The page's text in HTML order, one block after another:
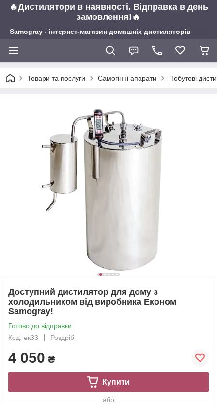
🔥Дистилятори в наявності. Відправка в день
замовлення!🔥
Samogray - інтернет-магазин домашніх дистиляторів
Товари та послуги Самогінні апарати Побутові
Доступний дистилятор для дому з
холодильником від виробника Економ
Samogray!
Готово до відправки
Код: ек33
Роздріб
4 050 ₴
Купити
або